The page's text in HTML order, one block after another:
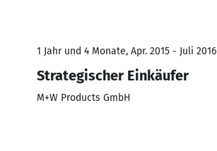
1 Jahr und 4 Monate, Apr. 2015 - Juli 2016
Strategischer Einkäufer
M+W Products GmbH